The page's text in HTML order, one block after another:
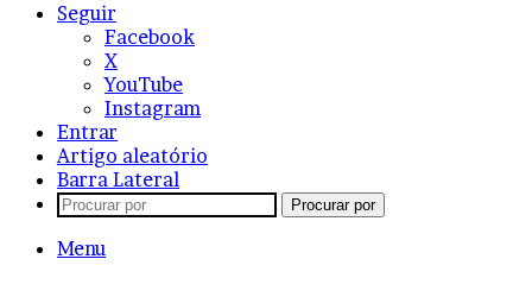
Seguir
Facebook
X
YouTube
Instagram
Entrar
Artigo aleatório
Barra Lateral
Procurar por
Menu